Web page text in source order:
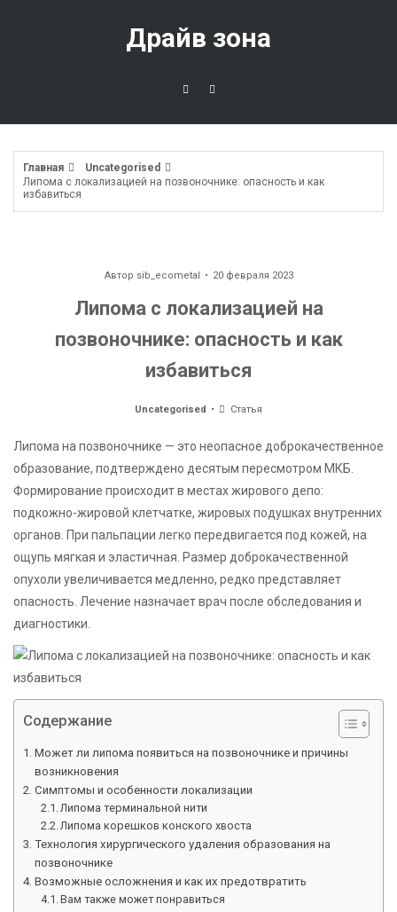
Драйв зона
Главная
Uncategorised
Липома с локализацией на позвоночнике: опасность и как
избавиться
Автор sib_ecometal 20 февраля 2023
Липома с локализацией на
позвоночнике: опасность и как
избавиться
Uncategorised Статья
Липома на позвоночнике — это неопасное доброкачественное
образование, подтверждено десятым пересмотром МКБ.
Формирование происходит в местах жирового депо:
подкожно-жировой клетчатке, жировых подушках внутренних
органов. При пальпации легко передвигается под кожей, на
ощупь мягкая и эластичная. Размер доброкачественной
опухоли увеличивается медленно, редко представляет
опасность. Лечение назначает врач после обследования и
диагностики.
Содержание
Может ли липома появиться на позвоночнике и причины
возникновения
Симптомы и особенности локализации
Липома терминальной нити
Липома корешков конского хвоста
Технология хирургического удаления образования на
позвоночнике
Возможные осложнения и как их предотвратить
Вам также может понравиться